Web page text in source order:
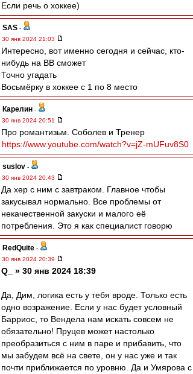
Если речь о хоккее)
SAS -
30 янв 2024 21:03
Интересно, вот именно сегодня и сейчас, кто-
нибудь на ВВ сможет
Точно угадать
Восьмёрку в хоккее с 1 по 8 место
Карелин -
30 янв 2024 20:51
Про романтизьм. Соболев и Тренер
https://www.youtube.com/watch?v=jZ-mUFuv8S0
suslov -
30 янв 2024 20:43
Да хер с ним с завтраком. Главное чтобы
закусывал нормально. Все проблемы от
некачественной закуски и малого её
потребления. Это я как специалист говорю
RedQuite -
30 янв 2024 20:39
Q_ » 30 янв 2024 18:39
Да, Дим, логика есть у тебя вроде. Только есть
одно возражение. Если у нас будет условный
Барриос, то Вендела нам искать совсем не
обязательно! Пруцев может настолько
преобразиться с ним в паре и прибавить, что
мы забудем всё на свете, он у нас уже и так
почти приближается по уровню. Да и Умярова с